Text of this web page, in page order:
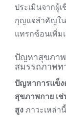
ประเมินจากผู้
กุญแจสำคัญใ
แทรกซ้อนเพิ่ม
ปัญหาสุขภา
สมรรถภาพท
ปัญหาการแข็ง
สุขภาพกาย เ
สูงภาวะเหล่า